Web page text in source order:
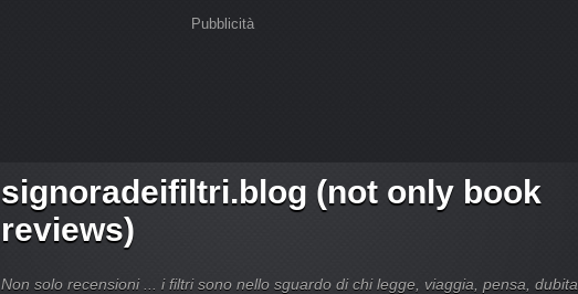
Pubblicità
signoradeifiltri.blog (not only book
reviews)
Non solo recensioni ... i filtri sono nello sguardo di chi legge, viaggia, pensa, dubita,